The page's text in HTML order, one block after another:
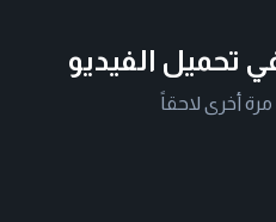
تحميل الفيديو
مرة أخرى لاحقاً